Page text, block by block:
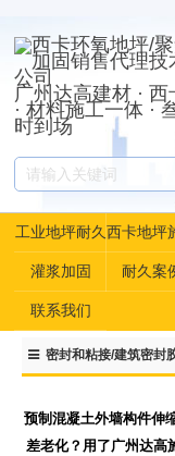
广州达高建材 ·
· 材料施工一体 ·
时到场
工业地坪耐久
性资产管理
西卡地坪
灌浆加固 耐久案
联系我们
密封和粘接/建筑密封
预制混凝土外墙构件伸
差老化？用了广州达